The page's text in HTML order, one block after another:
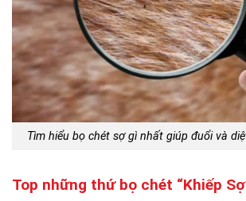
Tìm hiểu bọ chét sợ gì nhất giúp đuổi và
Top những thứ bọ chét “Khiếp